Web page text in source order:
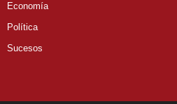
Economía
Política
Sucesos